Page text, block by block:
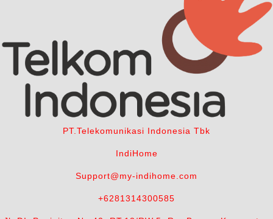
PT.Telekomunikasi Indonesia Tbk
IndiHome
Support@my-indihome.com
+6281314300585